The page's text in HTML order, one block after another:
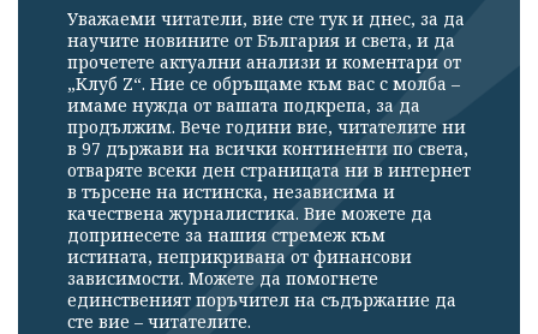
Уважаеми читатели, вие сте тук и днес, за да
научите новините от България и света, и да
прочетете актуални анализи и коментари от
„Клуб Z“. Ние се обръщаме към вас с молба –
имаме нужда от вашата подкрепа, за да
продължим. Вече години вие, читателите ни
в 97 държави на всички континенти по света,
отваряте всеки ден страницата ни в интернет
в търсене на истинска, независима и
качествена журналистика. Вие можете да
допринесете за нашия стремеж към
истината, неприкривана от финансови
зависимости. Можете да помогнете
единственият поръчител на съдържание да
сте вие – читателите.